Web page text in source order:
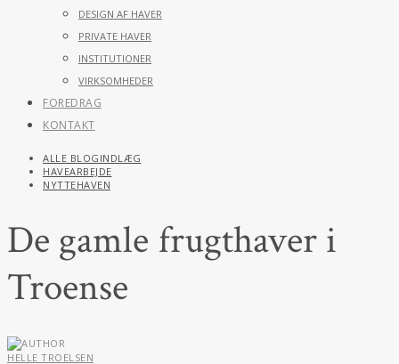
DESIGN AF HAVER
PRIVATE HAVER
INSTITUTIONER
VIRKSOMHEDER
FOREDRAG
KONTAKT
ALLE BLOGINDLÆG
HAVEARBEJDE
NYTTEHAVEN
De gamle frugthaver i
Troense
HELLE TROELSEN